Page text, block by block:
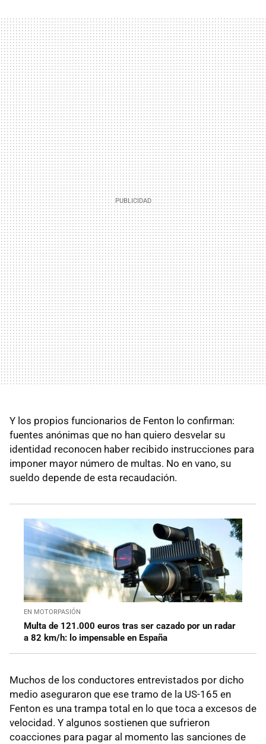
Y los propios funcionarios de Fenton lo confirman:
fuentes anónimas que no han quiero desvelar su
identidad reconocen haber recibido instrucciones para
imponer mayor número de multas. No en vano, su
sueldo depende de esta recaudación.
EN MOTORPASIÓN
Multa de 121.000 euros tras ser cazado por un radar
a 82 km/h: lo impensable en España
Muchos de los conductores entrevistados por dicho
medio aseguraron que ese tramo de la US-165 en
Fenton es una trampa total en lo que toca a excesos de
velocidad. Y algunos sostienen que sufrieron
coacciones para pagar al momento las sanciones de